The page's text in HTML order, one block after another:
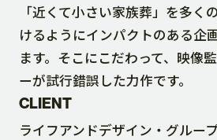
「近くて小さい家族葬」を多く
けるようにインパクトのある企
ます。そこにこだわって、映像
ーが試行錯誤した力作です。
CLIENT
ライフアンドデザイン・グルー